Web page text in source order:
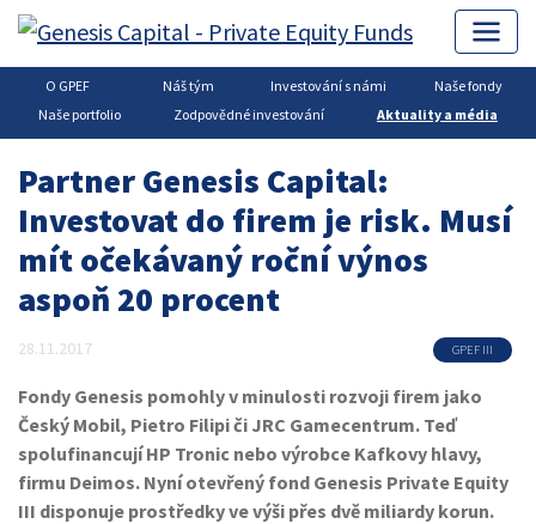
O GPEF Náš tým Investování s námi
Naše fondy
Naše portfolio
Zodpovědné investování Aktuality a média
Partner Genesis Capital:
Investovat do firem je risk. Musí
mít očekávaný roční výnos
aspoň 20 procent
28.11.2017 GPEF III
Fondy Genesis pomohly v minulosti rozvoji firem jako
Český Mobil, Pietro Filipi či JRC Gamecentrum. Teď
spolufinancují HP Tronic nebo výrobce Kafkovy hlavy,
firmu Deimos. Nyní otevřený fond Genesis Private Equity
III disponuje prostředky ve výši přes dvě miliardy korun.